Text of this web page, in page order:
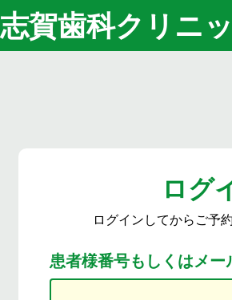
志賀歯科クリニ
ログ
ログインしてからご予
患者様番号もしくはメー